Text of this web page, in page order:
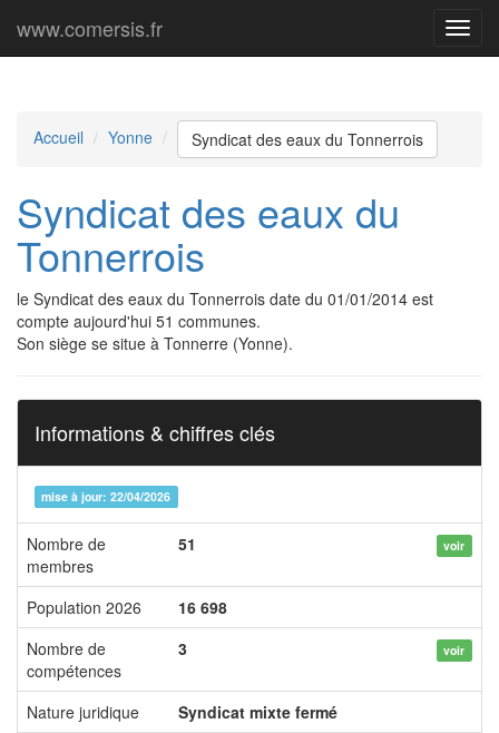
Menu
www.comersis.fr
Accueil Yonne Syndicat des eaux du Tonnerrois
Syndicat des eaux du
Tonnerrois
le Syndicat des eaux du Tonnerrois date du 01/01/2014 est
compte aujourd'hui 51 communes.
Son siège se situe à Tonnerre (Yonne).
Informations & chiffres clés
mise à jour: 22/04/2026
Nombre de
membres
51 voir
Population 2026
16 698
Nombre de
compétences
3 voir
Nature juridique
Syndicat mixte fermé